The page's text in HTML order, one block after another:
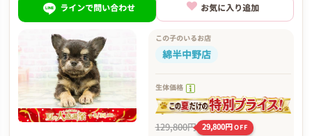
ラインで問い合わせ お気に入り追加
この子のいるお店
綿半中野店
生体価格
129,800円 29,800円OFF